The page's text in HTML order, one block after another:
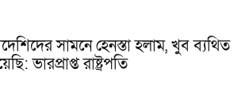
সামনে হেনস্তা হলাম, খুব ব্যথিত
ভারপ্রাপ্ত রাষ্ট্রপতি